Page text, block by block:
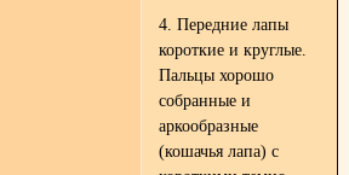
4. Передние лапы
короткие и круглые.
Пальцы хорошо
собранные и
аркообразные
(кошачья лапа) с